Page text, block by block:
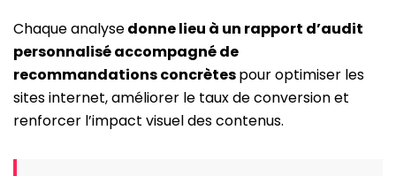
Chaque analysedonne lieu à un rapport d’audit
personnalisé accompagné de
recommandations concrètespour optimiser les
sites internet, améliorer le taux de conversion et
renforcer l’impact visuel des contenus.